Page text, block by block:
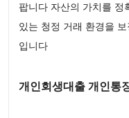
팝니다 자산의 가치를 정
있는 청정 거래 환경을
입니다
개인회생대출 개인통